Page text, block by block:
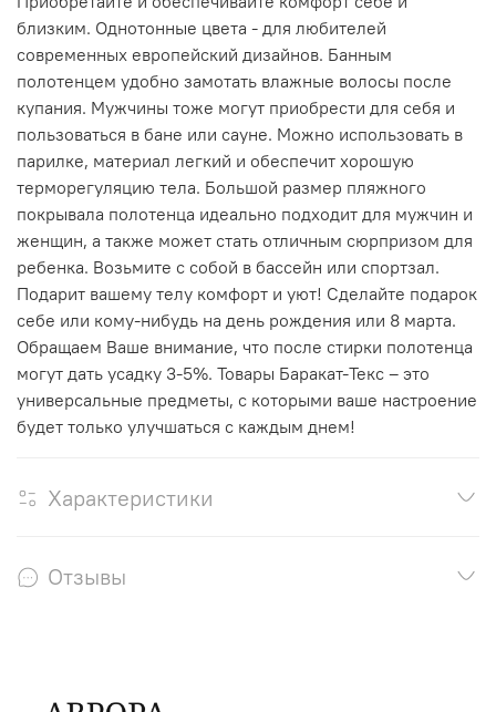
близким. Однотонные цвета - для любителей
современных европейский дизайнов. Банным
полотенцем удобно замотать влажные волосы после
купания. Мужчины тоже могут приобрести для себя и
пользоваться в бане или сауне. Можно использовать в
парилке, материал легкий и обеспечит хорошую
терморегуляцию тела. Большой размер пляжного
покрывала полотенца идеально подходит для мужчин и
женщин, а также может стать отличным сюрпризом для
ребенка. Возьмите с собой в бассейн или спортзал.
Подарит вашему телу комфорт и уют! Сделайте подарок
себе или кому-нибудь на день рождения или 8 марта.
Обращаем Ваше внимание, что после стирки полотенца
могут дать усадку 3-5%. Товары Баракат-Текс – это
универсальные предметы, с которыми ваше настроение
будет только улучшаться с каждым днем!
Характеристики
Отзывы